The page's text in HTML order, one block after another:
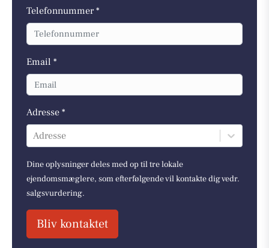
Telefonnummer *
Email *
Adresse *
Adresse
Dine oplysninger deles med op til tre lokale
ejendomsmæglere, som efterfølgende vil kontakte dig vedr.
salgsvurdering.
Bliv kontaktet